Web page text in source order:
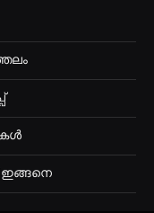
ഇങ്ങനെ